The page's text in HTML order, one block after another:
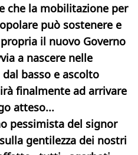
che la mobilitazione per
può sostenere e
il nuovo Governo
a nascere nelle
basso e ascolto
finalmente ad arrivare
atteso...
pessimista del signor
gentilezza dei nostri